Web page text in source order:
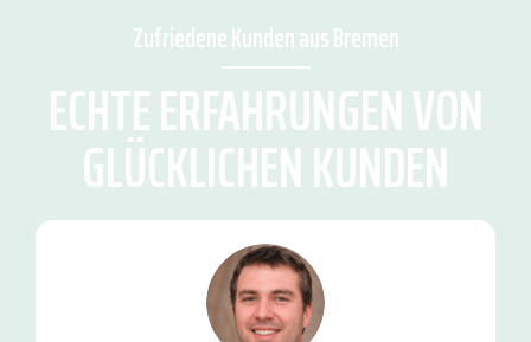
Zufriedene Kunden aus Bremen
ECHTE ERFAHRUNGEN VON
GLÜCKLICHEN KUNDEN